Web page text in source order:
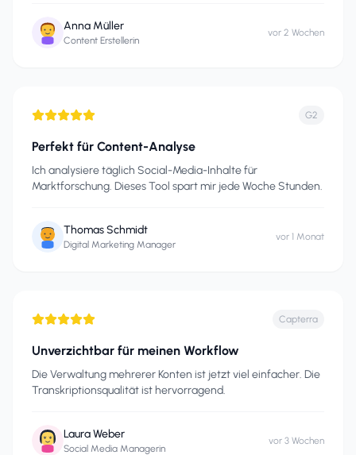
Anna Müller
Content Erstellerin
vor 2 Wochen
G2
Perfekt für Content-Analyse
Ich analysiere täglich Social-Media-Inhalte für
Marktforschung. Dieses Tool spart mir jede Woche Stunden.
Thomas Schmidt
Digital Marketing Manager
vor 1 Monat
Capterra
Unverzichtbar für meinen Workflow
Die Verwaltung mehrerer Konten ist jetzt viel einfacher. Die
Transkriptionsqualität ist hervorragend.
Laura Weber
Social Media Managerin
vor 3 Wochen